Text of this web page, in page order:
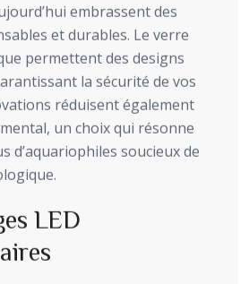
embrassent des
et durables. Le verre
permettent des designs
la sécurité de vos
réduisent également
un choix qui résonne
d’aquariophiles soucieux de
LED